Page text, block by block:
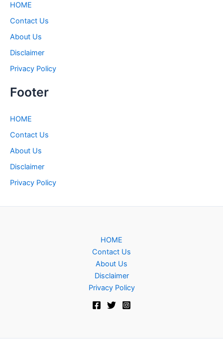
HOME
Contact Us
About Us
Disclaimer
Privacy Policy
Footer
HOME
Contact Us
About Us
Disclaimer
Privacy Policy
HOME
Contact Us
About Us
Disclaimer
Privacy Policy